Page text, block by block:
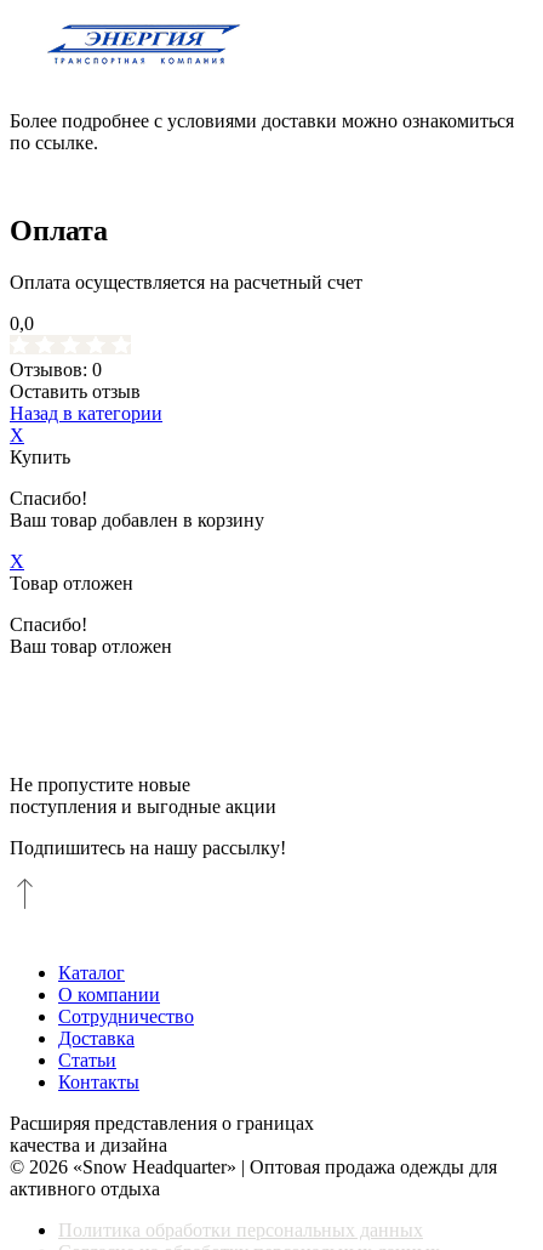
Более подробнее с условиями доставки можно ознакомиться
по ссылке.
Оплата
Оплата осуществляется на расчетный счет
0,0
Отзывов: 0
Оставить отзыв
Назад в категории
X
Купить
Спасибо!
Ваш товар добавлен в корзину
X
Товар отложен
Спасибо!
Ваш товар отложен
Не пропустите новые
поступления и выгодные акции
Подпишитесь на нашу рассылку!
Каталог
О компании
Сотрудничество
Доставка
Статьи
Контакты
Расширяя представления о границах
качества и дизайна
© 2026 «Snow Headquarter» | Оптовая продажа одежды для
активного отдыха
Политика обработки персональных данных